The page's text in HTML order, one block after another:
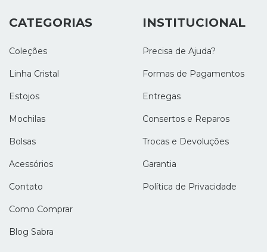
CATEGORIAS
Coleções
Linha Cristal
Estojos
Mochilas
Bolsas
Acessórios
Contato
Como Comprar
Blog Sabra
INSTITUCIONAL
Precisa de Ajuda?
Formas de Pagamentos
Entregas
Consertos e Reparos
Trocas e Devoluções
Garantia
Política de Privacidade